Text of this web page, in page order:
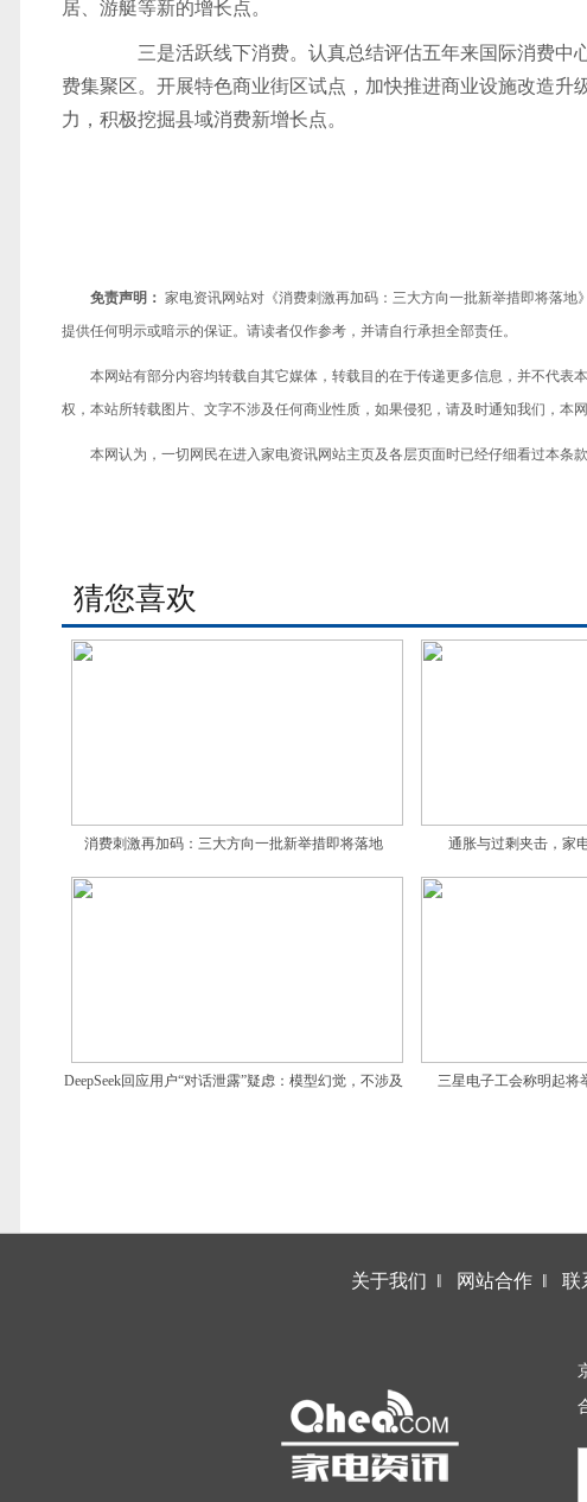
居、游艇等新的增长点。
三是活跃线下消费。认真总结评估五年来国际消费中
费集聚区。开展特色商业街区试点，加快推进商业设施改造
力，积极挖掘县域消费新增长点。
免责声明： 家电资讯网站对《消费刺激再加码：三大方向一批新举措即将落
提供任何明示或暗示的保证。请读者仅作参考，并请自行承担全部责任。
本网站有部分内容均转载自其它媒体，转载目的在于传递更多信息，并不代
权，本站所转载图片、文字不涉及任何商业性质，如果侵犯，请及时通知我们，本
本网认为，一切网民在进入家电资讯网站主页及各层页面时已经仔细看过本条
猜您喜欢
消费刺激再加码：三大方向一批新举措即将落地 通胀与过剩夹击，家
DeepSeek回应用户“对话泄露”疑虑：模型幻觉，不涉及 三星电子工会称明起将
关于我们 ‖ 网站合作 ‖ 联